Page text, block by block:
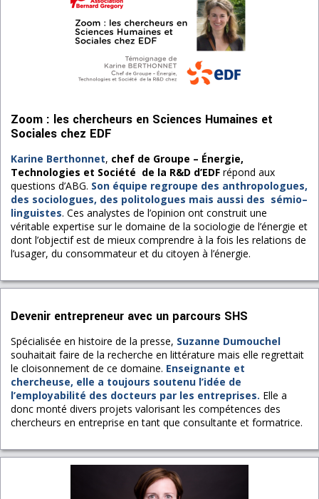
Zoom : les chercheurs en Sciences Humaines et
Sociales chez EDF
Karine Berthonnet, chef de Groupe – Énergie,
Technologies et Société de la R&D d’EDF répond aux
questions d’ABG. Son équipe regroupe des anthropologues,
des sociologues, des politologues mais aussi des sémio–
linguistes. Ces analystes de l’opinion ont construit une
véritable expertise sur le domaine de la sociologie de l’énergie et
dont l’objectif est de mieux comprendre à la fois les relations de
l’usager, du consommateur et du citoyen à l’énergie.
Devenir entrepreneur avec un parcours SHS
Spécialisée en histoire de la presse, Suzanne Dumouchel
souhaitait faire de la recherche en littérature mais elle regrettait
le cloisonnement de ce domaine. Enseignante et
chercheuse, elle a toujours soutenu l’idée de
l’employabilité des docteurs par les entreprises. Elle a
donc monté divers projets valorisant les compétences des
chercheurs en entreprise en tant que consultante et formatrice.